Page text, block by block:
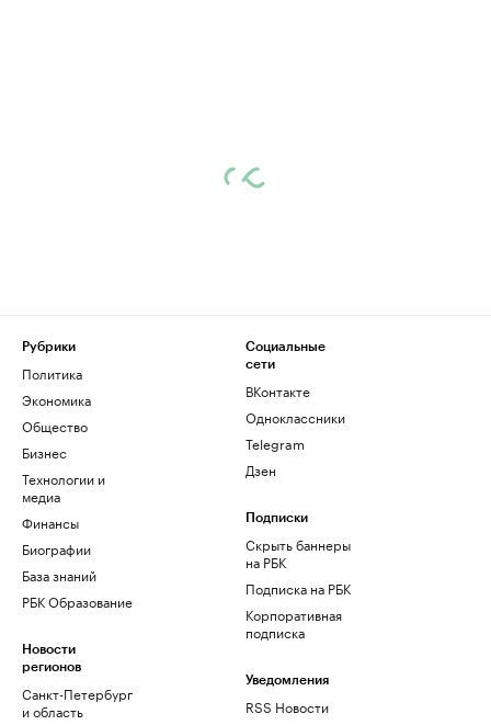
Рубрики
Политика
Экономика
Общество
Бизнес
Технологии и
медиа
Финансы
Биографии
База знаний
РБК Образование
Новости
регионов
Санкт-Петербург
и область
Социальные
сети
ВКонтакте
Одноклассники
Telegram
Дзен
Подписки
Скрыть баннеры
на РБК
Подписка на РБК
Корпоративная
подписка
Уведомления
RSS Новости